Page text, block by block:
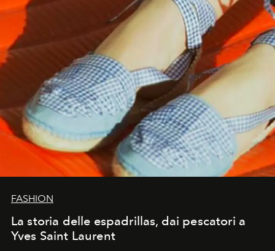
FASHION
La storia delle espadrillas, dai pescatori a
Yves Saint Laurent